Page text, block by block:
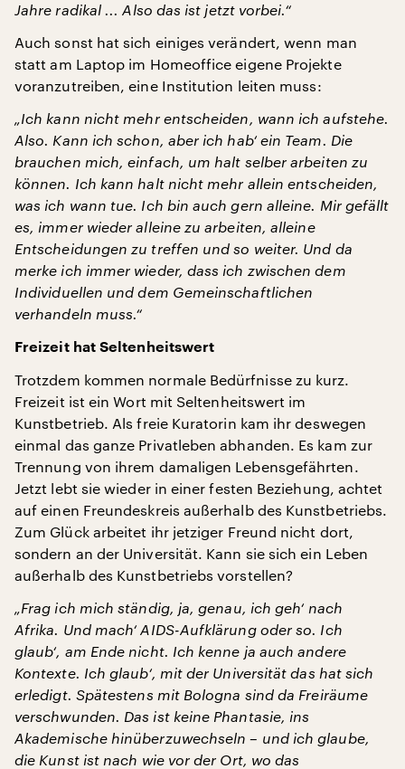
Jahre radikal ... Also das ist jetzt vorbei.“
Auch sonst hat sich einiges verändert, wenn man
statt am Laptop im Homeoffice eigene Projekte
voranzutreiben, eine Institution leiten muss:
„Ich kann nicht mehr entscheiden, wann ich aufstehe.
Also. Kann ich schon, aber ich hab‘ ein Team. Die
brauchen mich, einfach, um halt selber arbeiten zu
können. Ich kann halt nicht mehr allein entscheiden,
was ich wann tue. Ich bin auch gern alleine. Mir gefällt
es, immer wieder alleine zu arbeiten, alleine
Entscheidungen zu treffen und so weiter. Und da
merke ich immer wieder, dass ich zwischen dem
Individuellen und dem Gemeinschaftlichen
verhandeln muss.“
Freizeit hat Seltenheitswert
Trotzdem kommen normale Bedürfnisse zu kurz.
Freizeit ist ein Wort mit Seltenheitswert im
Kunstbetrieb. Als freie Kuratorin kam ihr deswegen
einmal das ganze Privatleben abhanden. Es kam zur
Trennung von ihrem damaligen Lebensgefährten.
Jetzt lebt sie wieder in einer festen Beziehung, achtet
auf einen Freundeskreis außerhalb des Kunstbetriebs.
Zum Glück arbeitet ihr jetziger Freund nicht dort,
sondern an der Universität. Kann sie sich ein Leben
außerhalb des Kunstbetriebs vorstellen?
„Frag ich mich ständig, ja, genau, ich geh‘ nach
Afrika. Und mach‘ AIDS-Aufklärung oder so. Ich
glaub‘, am Ende nicht. Ich kenne ja auch andere
Kontexte. Ich glaub‘, mit der Universität das hat sich
erledigt. Spätestens mit Bologna sind da Freiräume
verschwunden. Das ist keine Phantasie, ins
Akademische hinüberzuwechseln – und ich glaube,
die Kunst ist nach wie vor der Ort, wo das